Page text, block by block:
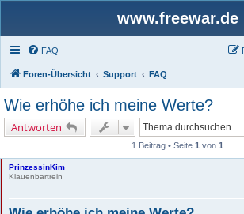
www.freewar.de
FAQ
Foren-Übersicht Support FAQ
Wie erhöhe ich meine Werte?
Antworten
1 Beitrag • Seite 1 von 1
PrinzessinKim
Klauenbartrein